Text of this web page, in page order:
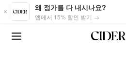
Skip to main content
왜 정가를 다 내시나요?
앱에서 15% 할인 받기 →